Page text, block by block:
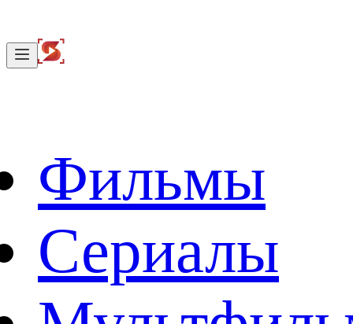
Фильмы
Сериалы